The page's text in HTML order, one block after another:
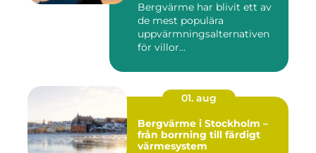
Bergvärme har blivit ett av
de mest populära
uppvärmningsalternativen
för villor...
01. aug
Bergvärme i Stockholm –
från borrning till färdigt
värmesystem